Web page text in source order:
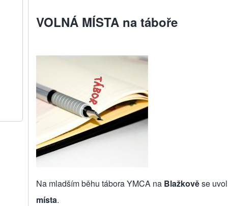
VOLNÁ MÍSTA na táboře
Na mladším běhu tábora YMCA na Blažkověse
místa.